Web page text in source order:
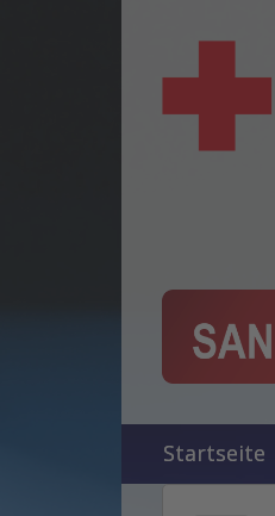
Startseite